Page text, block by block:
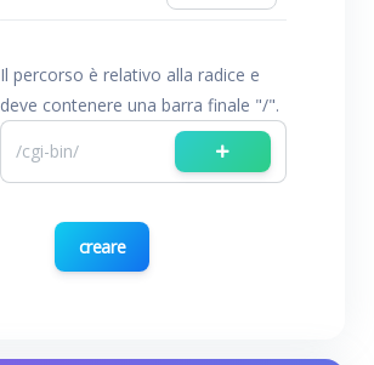
Il percorso è relativo alla radice e
deve contenere una barra finale "/".
creare